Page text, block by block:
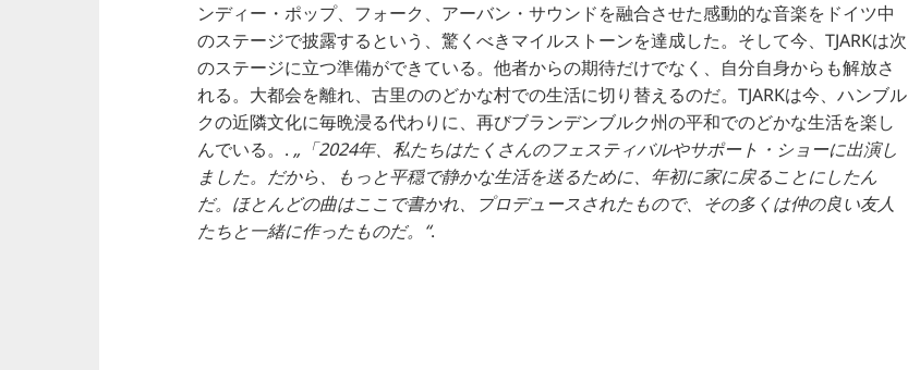
ンディー・ポップ、フォーク、アーバン・サウンドを融合させた感動的な音楽をドイツ中
のステージで披露するという、驚くべきマイルストーンを達成した。そして今、TJARKは次
のステージに立つ準備ができている。他者からの期待だけでなく、自分自身からも解放さ
れる。大都会を離れ、古里ののどかな村での生活に切り替えるのだ。TJARKは今、ハンブル
クの近隣文化に毎晩浸る代わりに、再びブランデンブルク州の平和でのどかな生活を楽し
んでいる。. „「2024年、私たちはたくさんのフェスティバルやサポート・ショーに出演し
ました。だから、もっと平穏で静かな生活を送るために、年初に家に戻ることにしたん
だ。ほとんどの曲はここで書かれ、プロデュースされたもので、その多くは仲の良い友人
たちと一緒に作ったものだ。“.